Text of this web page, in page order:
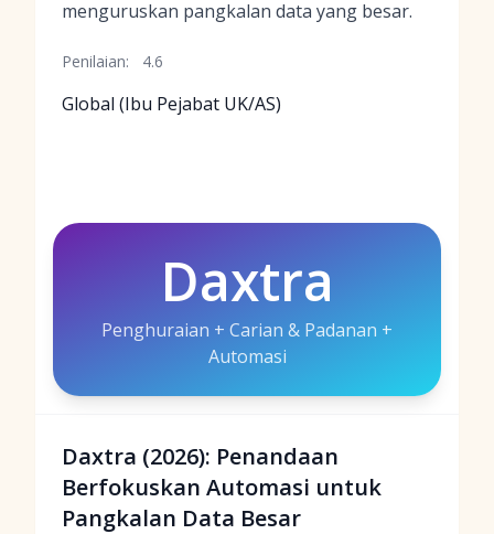
menguruskan pangkalan data yang besar.
Penilaian: 4.6
Global (Ibu Pejabat UK/AS)
Daxtra
Penghuraian + Carian & Padanan +
Automasi
Daxtra (2026): Penandaan
Berfokuskan Automasi untuk
Pangkalan Data Besar